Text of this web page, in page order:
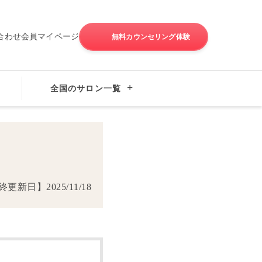
わせ会員マイページ 無料カウンセリング体験
全国のサロン一覧
験談 キヨトさん(38)×ユウミさん(34)の婚活体験談
更新日】 2025/11/18